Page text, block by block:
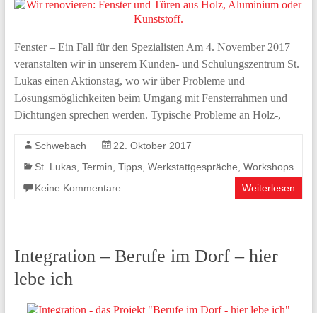
Fenster – Ein Fall für den Spezialisten Am 4. November 2017
veranstalten wir in unserem Kunden- und Schulungszentrum St.
Lukas einen Aktionstag, wo wir über Probleme und
Lösungsmöglichkeiten beim Umgang mit Fensterrahmen und
Dichtungen sprechen werden. Typische Probleme an Holz-,
Schwebach
22. Oktober 2017
St. Lukas, Termin Tipps, Werkstattgespräche Workshops
Keine Kommentare
Weiterlesen
Integration – Berufe im Dorf – hier
lebe ich